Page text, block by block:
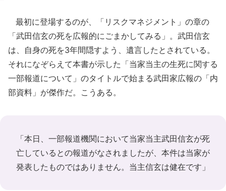
最初に登場するのが、「リスクマネジメント」の章の
「武田信玄の死を広報的にごまかしてみる」。武田信玄
は、自身の死を3年間隠すよう、遺言したとされている。
それになぞらえて本書が示した「当家当主の生死に関する
一部報道について」のタイトルで始まる武田家広報の「内
部資料」が傑作だ。こうある。
「本日、一部報道機関において当家当主武田信玄が死
亡しているとの報道がなされましたが、本件は当家が
発表したものではありません。当主信玄は健在です」